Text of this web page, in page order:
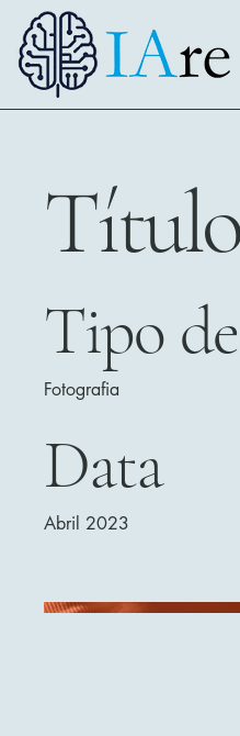
Tipo
Fotografia
Data
Abril 2023